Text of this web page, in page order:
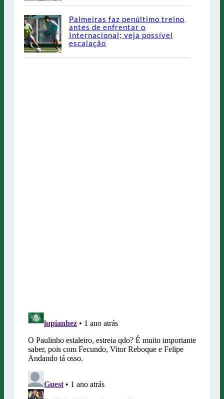
Palmeiras faz penúltimo treino
antes de enfrentar o
Internacional; veja possível
escalação